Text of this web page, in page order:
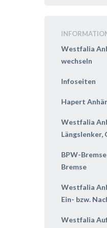
Westfalia
wechseln
Infoseiten
Hapert
Westfalia
Längslenker,
BPW-
Bremse
Westfalia
Ein- bzw.
Westfalia